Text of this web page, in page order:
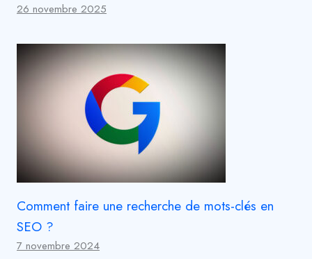
26 novembre 2025
Comment faire une recherche de mots-clés en
SEO ?
7 novembre 2024